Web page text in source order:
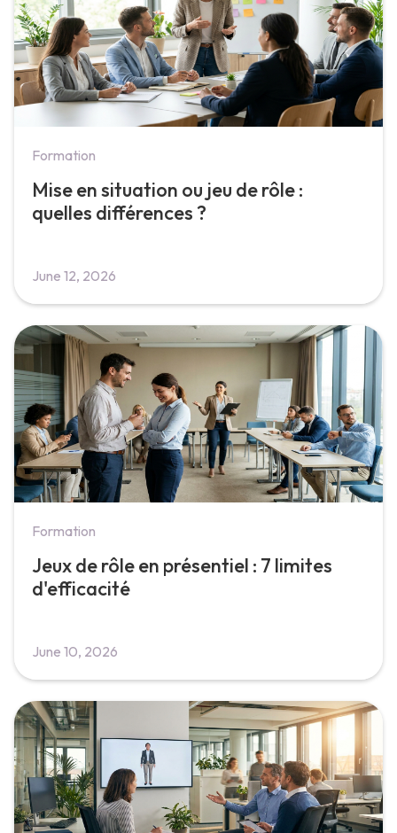
Formation
Mise en situation ou jeu de rôle :
quelles différences ?
June 12, 2026
Formation
Jeux de rôle en présentiel : 7 limites
d'efficacité
June 10, 2026